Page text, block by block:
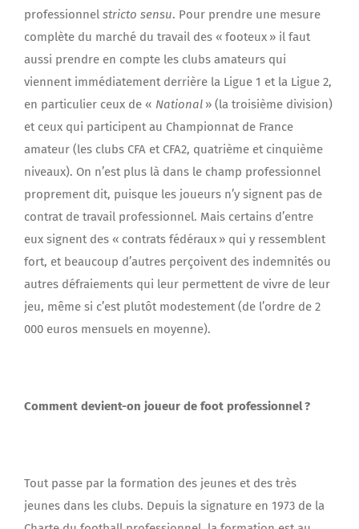
professionnel stricto sensu. Pour prendre une mesure
complète du marché du travail des « footeux » il faut
aussi prendre en compte les clubs amateurs qui
viennent immédiatement derrière la Ligue 1 et la Ligue 2,
en particulier ceux de « National » (la troisième division)
et ceux qui participent au Championnat de France
amateur (les clubs CFA et CFA2, quatrième et cinquième
niveaux). On n’est plus là dans le champ professionnel
proprement dit, puisque les joueurs n’y signent pas de
contrat de travail professionnel. Mais certains d’entre
eux signent des « contrats fédéraux » qui y ressemblent
fort, et beaucoup d’autres perçoivent des indemnités ou
autres défraiements qui leur permettent de vivre de leur
jeu, même si c’est plutôt modestement (de l’ordre de 2
000 euros mensuels en moyenne).
Comment devient-on joueur de foot professionnel ?
Tout passe par la formation des jeunes et des très
jeunes dans les clubs. Depuis la signature en 1973 de la